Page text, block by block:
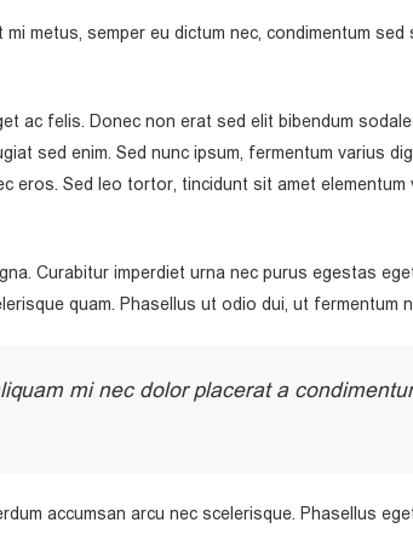
metus, semper eu dictum nec, condimentum
ac felis. Donec non erat sed elit bibendum
sed enim. Sed nunc ipsum, fermentum varius
Sed leo tortor, tincidunt sit amet
Curabitur imperdiet urna nec purus egestas
quam. Phasellus ut odio dui, ut fermentum
mi nec dolor placerat a
accumsan arcu nec scelerisque. Phasellus